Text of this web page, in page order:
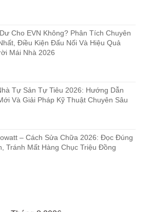
Cho EVN Không? Phân Tích Chuyên
Điều Kiện Đấu Nối Và Hiệu Quả
Mái Nhà 2026
Tự Sản Tự Tiêu 2026: Hướng Dẫn
Và Giải Pháp Kỹ Thuật Chuyên Sâu
– Cách Sửa Chữa 2026: Đọc Đúng
Tránh Mất Hàng Chục Triệu Đồng